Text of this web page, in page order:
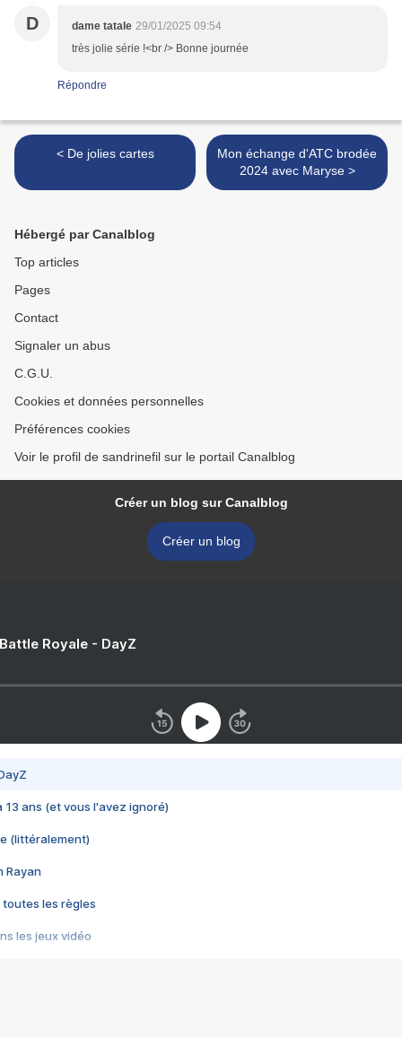
D dame tatale 29/01/2025 09:54
très jolie série !<br /> Bonne journée
Répondre
< De jolies cartes
Mon échange d'ATC brodée
2024 avec Maryse >
Hébergé par Canalblog
Top articles
Pages
Contact
Signaler un abus
C.G.U.
Cookies et données personnelles
Préférences cookies
Voir le profil de sandrinefil sur le portail Canalblog
Créer un blog sur Canalblog
Créer un blog
Royale - DayZ
13 ans (et vous l'avez ignoré)
(littéralement)
Rayan
toutes les règles
les jeux vidéo